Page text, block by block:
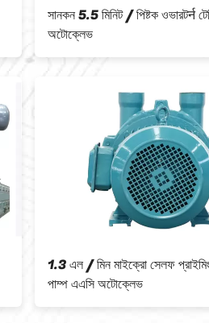
সানকন 5.5 মিনিট / পিষ্টক ওভারটर्न টেবিল এএসি
1.3 এল / মিন মাইক্রো সেলফ প্রাইমিং ভ্যাকুয়াম
পাম্প এএসি অটোক্লেভ